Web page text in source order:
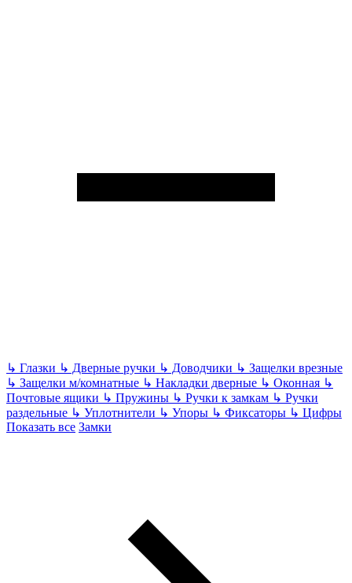
↳ Глазки ↳ Дверные ручки ↳ Доводчики ↳ Защелки врезные
↳ Защелки м/комнатные ↳ Накладки дверные ↳ Оконная ↳
Почтовые ящики ↳ Пружины ↳ Ручки к замкам ↳ Ручки
раздельные ↳ Уплотнители ↳ Упоры ↳ Фиксаторы ↳ Цифры
Показать все Замки